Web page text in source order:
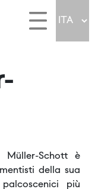
Müller-Schott è
della sua
più